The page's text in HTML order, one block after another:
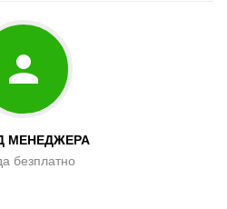
МЕНЕДЖЕРА
безплатно